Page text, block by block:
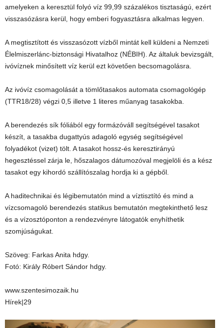
amelyeken a keresztül folyó víz 99,99 százalékos tisztaságú, ezért
visszasózásra kerül, hogy emberi fogyasztásra alkalmas legyen.
A megtisztított és visszasózott vízből mintát kell küldeni a Nemzeti
Élelmiszerlánc-biztonsági Hivatalhoz (NÉBIH). Az általuk bevizsgált,
ivóvíznek minősített víz kerül ezt követően becsomagolásra.
Az ivóvíz csomagolását a tömlőtasakos automata csomagológép
(TTR18/28) végzi 0,5 illetve 1 literes műanyag tasakokba.
A berendezés sík fóliából egy formázóváll segítségével tasakot
készít, a tasakba dugattyús adagoló egység segítségével
folyadékot (vizet) tölt. A tasakot hossz-és keresztirányú
hegesztéssel zárja le, hőszalagos dátumozóval megjelöli és a kész
tasakot egy kihordó szállítószalag hordja ki a gépből.
A haditechnikai és légibemutatón mind a víztisztító és mind a
vízcsomagoló berendezés statikus bemutatón megtekinthető lesz
és a vízosztóponton a rendezvényre látogatók enyhíthetik
szomjúságukat.
Szöveg: Farkas Anita hdgy.
Fotó: Király Róbert Sándor hdgy.
www.szentesimozaik.hu
Hírek|29